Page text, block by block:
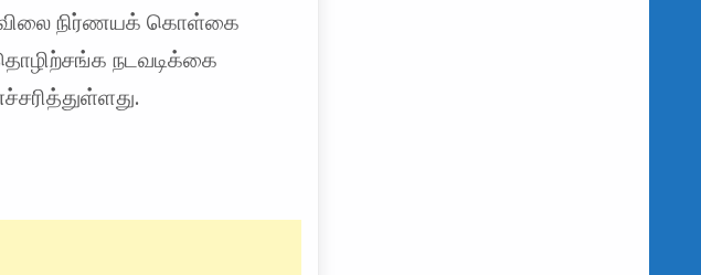
விலை நிர்ணயக் கொள்கை
நடவடிக்கை